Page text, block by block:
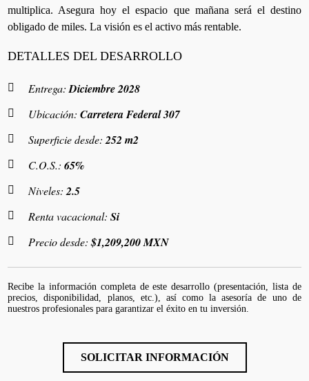
multiplica. Asegura hoy el espacio que mañana será el destino
obligado de miles. La visión es el activo más rentable.
DETALLES DEL DESARROLLO
Entrega:Diciembre 2028
Ubicación:Carretera Federal 307
Superficie desde:252 m2
C.O.S.:65%
Niveles:2.5
Renta vacacional:Si
Precio desde:$1,209,200 MXN
Recibe la información completa de este desarrollo (presentación, lista de
precios, disponibilidad, planos, etc.), así como la asesoría de uno de
nuestros profesionales para garantizar el éxito en tu inversión.
SOLICITAR INFORMACIÓN